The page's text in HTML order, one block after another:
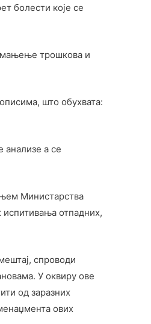
болести које се
трошкова и
што обухвата:
анализе а се
Министарства
отпадних,
спроводи
У оквиру ове
од заразних
ових